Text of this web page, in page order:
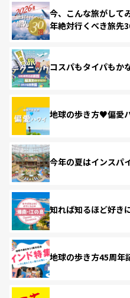
今、こんな旅がして
年絶対行くべき旅先
コスパもタイパもか
地球の歩き方♥偏愛
今年の夏はインスパ
知れば知るほど好き
地球の歩き方45周年